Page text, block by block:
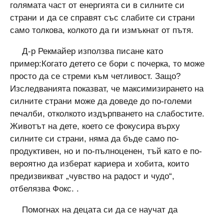
голямата част от енергията си в силните си
страни и да се справят със слабите си страни
само толкова, колкото да ги измъкнат от пътя.
Д-р Рекмайер използва писане като
пример:Когато детето се бори с почерка, то може
просто да се стреми към четливост. Защо?
Изследванията показват, че максимизирането на
силните страни може да доведе до по-големи
печалби, отколкото издърпването на слабостите.
Животът на дете, което се фокусира върху
силните си страни, няма да бъде само по-
продуктивен, но и по-пълноценен, тъй като е по-
вероятно да изберат кариера и хобита, които
предизвикват „чувство на радост и чудо“,
отбелязва Фокс. .
Помогнах на децата си да се научат да